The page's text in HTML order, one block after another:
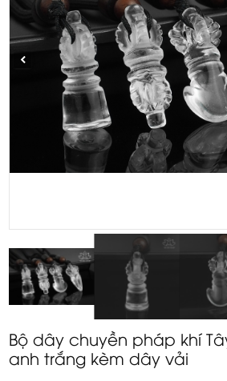
Bộ dây chuyền pháp khí
anh trắng kèm dây vải